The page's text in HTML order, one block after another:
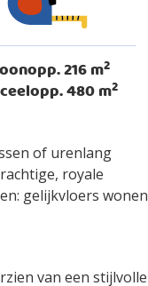
216 m2
480 m2
of urenlang
royale
gelijkvloers wonen
van een stijlvolle